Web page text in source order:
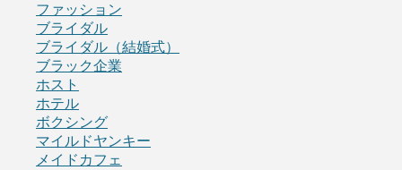
ファッション
ブライダル
ブライダル（結婚式）
ブラック企業
ホスト
ホテル
ボクシング
マイルドヤンキー
メイドカフェ